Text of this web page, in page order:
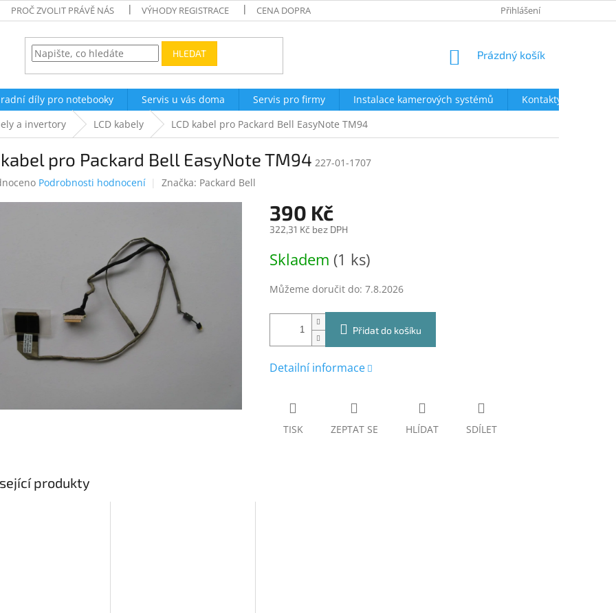
PROČ ZVOLIT PRÁVĚ NÁS VÝHODY REGISTRACE CENA DOPRAVY OBCHODNÍ PODMÍNKY
Přihlášení
HLEDAT
NÁKUPNÍ
Prázdný košík
díly pro notebooky Servis u vás doma Servis pro firmy Instalace kamerových systémů
Kontakty
a invertory LCD kabely LCD kabel pro Packard Bell EasyNote TM94
kabel pro Packard Bell EasyNote TM94 227-01-1707
Podrobnosti hodnocení Značka: Packard Bell
390 Kč
322,31 Kč bez DPH
cena:
Skladem (1 ks)
Můžeme doručit do: 7.8.2026
Přidat do košíku
Detailní informace
TISK ZEPTAT SE HLÍDAT SDÍLET
produkty